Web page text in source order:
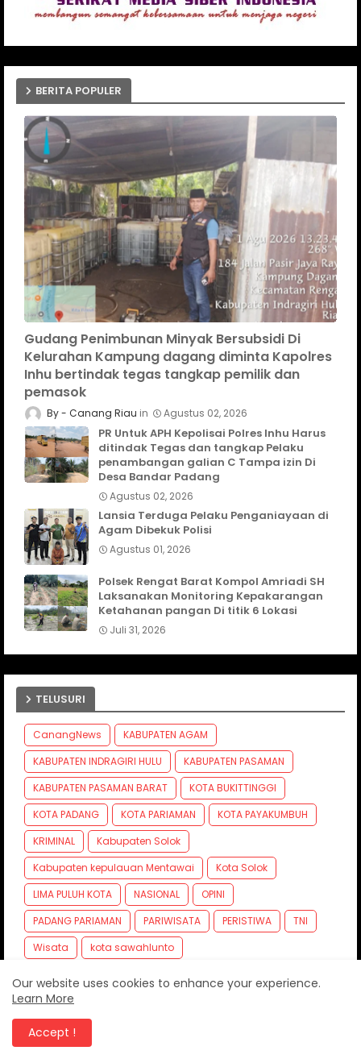
BERITA POPULER
Gudang Penimbunan Minyak Bersubsidi Di
Kelurahan Kampung dagang diminta Kapolres
Inhu bertindak tegas tangkap pemilik dan
pemasok
Canang Riau Agustus 02, 2026
PR Untuk APH Kepolisai Polres Inhu Harus
ditindak Tegas dan tangkap Pelaku
penambangan galian C Tampa izin Di
Desa Bandar Padang
Agustus 02, 2026
Lansia Terduga Pelaku Penganiayaan di
Agam Dibekuk Polisi
Agustus 01, 2026
Polsek Rengat Barat Kompol Amriadi SH
Laksanakan Monitoring Kepakarangan
Ketahanan pangan Di titik 6 Lokasi
Juli 31, 2026
TELUSURI
CanangNews
KABUPATEN AGAM
KABUPATEN INDRAGIRI HULU
KABUPATEN PASAMAN
KABUPATEN PASAMAN BARAT
KOTA BUKITTINGGI
KOTA PADANG
KOTA PARIAMAN
KOTA PAYAKUMBUH
KRIMINAL
Kabupaten Solok
Kabupaten kepulauan Mentawai
Kota Solok
LIMA PULUH KOTA
NASIONAL
OPINI
PADANG PARIAMAN
PARIWISATA PERISTIWA
TNI
Wisata
kota sawahlunto
Our website uses cookies to enhance your experience.
Learn More
Accept !